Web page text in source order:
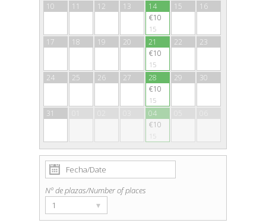
10 11 12 13
14
€10
15
15 16
17 18 19 20
21
€10
15
22 23
24 25 26 27
28
€10
15
29 30
31
04
€10
15
Nº de plazas/Number of places
1
▾